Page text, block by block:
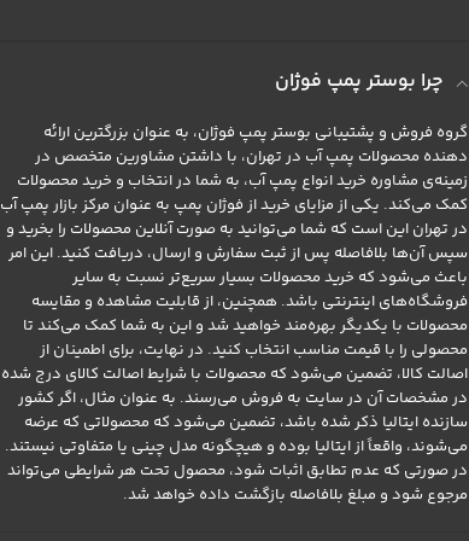
چرا بوستر پمپ فوژان
گروه فروش و پشتیبانی بوستر پمپ فوژان، به عنوان بزرگترین ارائه
دهنده محصولات پمپ آب در تهران، با داشتن مشاورین متخصص در
زمینه‌ی مشاوره خرید انواع پمپ آب، به شما در انتخاب و خرید محصولات
کمک می‌کند. یکی از مزایای خرید از فوژان پمپ به عنوان مرکز بازار پمپ آب
در تهران این است که شما می‌توانید به صورت آنلاین محصولات را بخرید و
سپس آن‌ها بلافاصله پس از ثبت سفارش و ارسال، دریافت کنید. این امر
باعث می‌شود که خرید محصولات بسیار سریع‌تر نسبت به سایر
فروشگاه‌های اینترنتی باشد. همچنین، از قابلیت مشاهده و مقایسه
محصولات با یکدیگر بهره‌مند خواهید شد و این به شما کمک می‌کند تا
محصولی را با قیمت مناسب انتخاب کنید. در نهایت، برای اطمینان از
اصالت کالا، تضمین می‌شود که محصولات با شرایط اصالت کالای درج شده
در مشخصات آن در سایت به فروش می‌رسند. به عنوان مثال، اگر کشور
سازنده ایتالیا ذکر شده باشد، تضمین می‌شود که محصولاتی که عرضه
می‌شوند، واقعاً از ایتالیا بوده و هیچگونه مدل چینی یا متفاوتی نیستند.
در صورتی که عدم تطابق اثبات شود، محصول تحت هر شرایطی می‌تواند
مرجوع شود و مبلغ بلافاصله بازگشت داده خواهد شد.